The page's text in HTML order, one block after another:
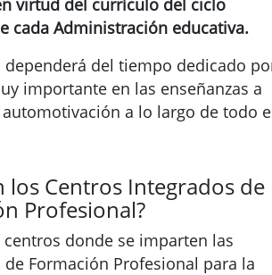
virtud del currículo del ciclo
cada Administración educativa.
dependerá del tiempo dedicado
importante en las enseñanzas a
a lo largo de todo
los Centros Integrados de
Profesional?
centros donde se imparten las
de Formación Profesional para la